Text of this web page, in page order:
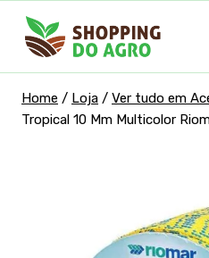
para
Home / Loja / Ver tudo em
Tropical 10 Mm Multicolor